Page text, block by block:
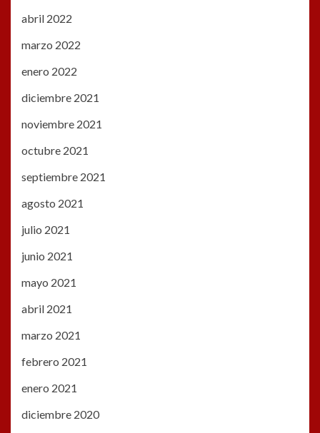
abril 2022
marzo 2022
enero 2022
diciembre 2021
noviembre 2021
octubre 2021
septiembre 2021
agosto 2021
julio 2021
junio 2021
mayo 2021
abril 2021
marzo 2021
febrero 2021
enero 2021
diciembre 2020